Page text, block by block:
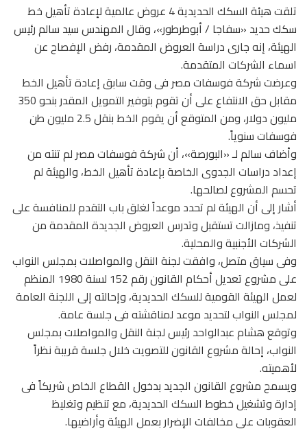
تلقت هيئة السكك الحديدية 4 عروض عالمية لإعادة تأهيل خط
سكك حديد «سفاجا / أبوطرطور»، وقال المهندس سيد سالم رئيس
الهيئة، إنه جارى دراسة العروض المقدمة، رفض الإفصاح عن
اسماء الشركات المتقدمة.
وعرضت شركة فوسفات مصر فى وقت سابق إعادة تأهيل الخط
مقابل حق الانتفاع على أن تقوم بتوفير التمويل المقدر بنحو 350
مليون دولار، ومن المتوقع أن يقوم الخط بنقل 2.5 مليون طن
فوسفات سنوياً.
وأضاف سالم لـ «البورصة»، أن شركة فوسفات مصر لم تنته من
إعداد دراسات الجدوى الخاصة بإعادة تأهيل الخط، والهيئة لم
تحسم المشروع لصالحها.
أشار إلى أن الهيئة لم تحدد موعداً لغلق باب التقدم للمنافسة على
تنفيذ، ومازالت تستقبل وتدرس العروض الجديدة المقدمة من
الشركات الأجنبية والمحلية.
وفى سياق متصل، وافقت لجنة النقل والمواصلات بمجلس النواب
على مشروع تعديل أحكام القانون رقم 152 لسنة 1980 المنظم
لعمل الهيئة القومية للسكك الحديدية، وإحالته إلى اللجنة العامة
لمجلس النواب لتحديد موعد لمناقشته فى جلسة عامة.
وتوقع هشام عبدالواحد رئيس لجنة النقل والمواصلات بمجلس
النواب، إحالة مشروع القانون للتصويت خلال جلسة قريبة نظراً
لأهميته.
ويسمح مشروع القانون الجديد بدخول القطاع الخاص شريكاً فى
إدارة وتشغيل خطوط السكك الحديدية، مع تنظيم وتغليظ
العقوبات على مخالفات الإضرار بعمل الهيئة وأراضيها.